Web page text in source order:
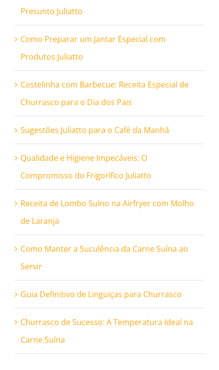
Presunto Juliatto
Como Preparar um Jantar Especial com
Produtos Juliatto
Costelinha com Barbecue: Receita Especial de
Churrasco para o Dia dos Pais
Sugestões Juliatto para o Café da Manhã
Qualidade e Higiene Impecáveis: O
Compromisso do Frigorífico Juliatto
Receita de Lombo Suíno na Airfryer com Molho
de Laranja
Como Manter a Suculência da Carne Suína ao
Servir
Guia Definitivo de Linguiças para Churrasco
Churrasco de Sucesso: A Temperatura Ideal na
Carne Suína